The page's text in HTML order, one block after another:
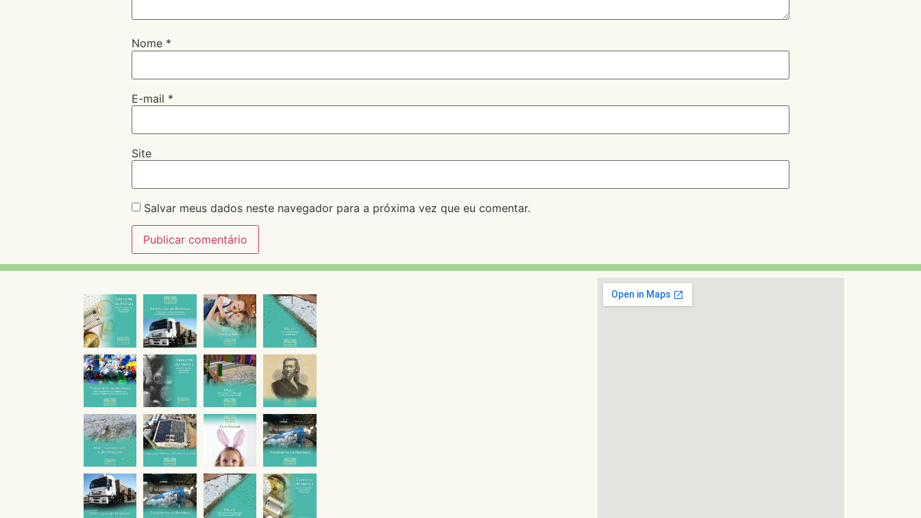
Nome *
E-mail *
Site
Salvar meus dados neste navegador para a próxima vez que eu comentar.